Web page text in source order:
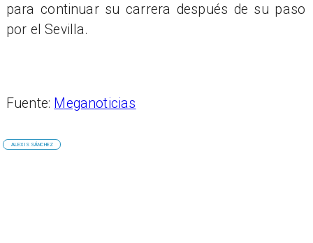
para continuar su carrera después de su paso
por el Sevilla.
Fuente: Meganoticias
ALEXIS SÁNCHEZ